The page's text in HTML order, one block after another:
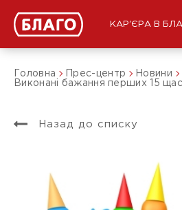
КАР'ЄРА В
Головна Прес-центр
Новини
Виконані бажання перших 15
Назад до списку